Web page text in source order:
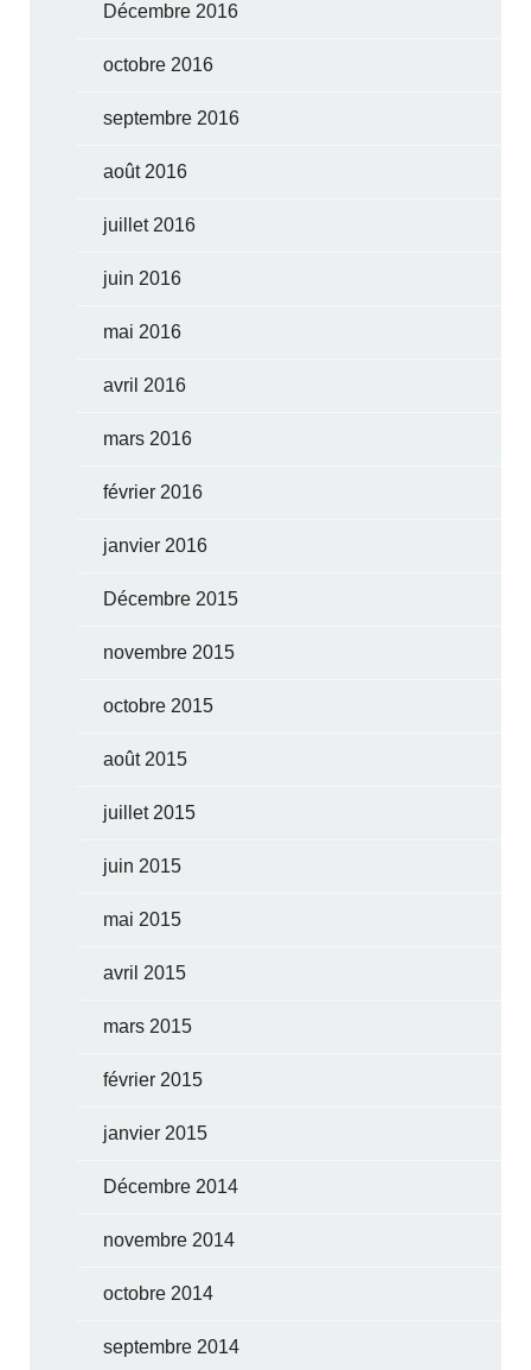
Décembre 2016
octobre 2016
septembre 2016
août 2016
juillet 2016
juin 2016
mai 2016
avril 2016
mars 2016
février 2016
janvier 2016
Décembre 2015
novembre 2015
octobre 2015
août 2015
juillet 2015
juin 2015
mai 2015
avril 2015
mars 2015
février 2015
janvier 2015
Décembre 2014
novembre 2014
octobre 2014
septembre 2014